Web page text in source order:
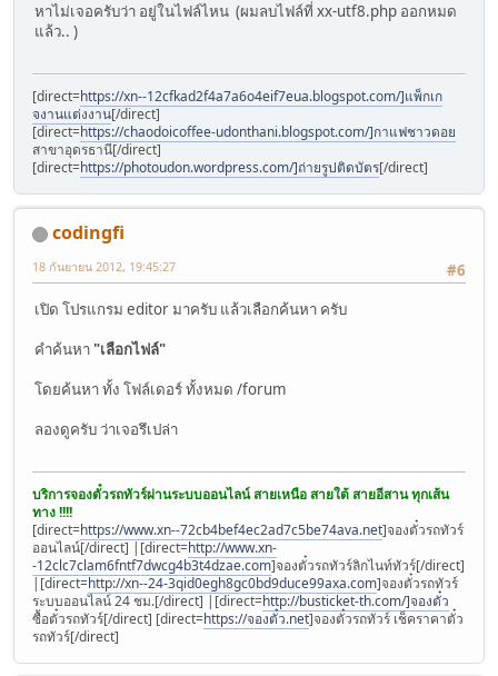
หาไม่เจอครับว่า อยู่ในไฟล์ไหน (ผมลบไฟล์ที่ xx-utf8.php ออกหมด
แล้ว.. )
[direct=https://xn--12cfkad2f4a7a6o4eif7eua.blogspot.com/]แพ็กเก
จงานแต่งงาน[/direct]
[direct=https://chaodoicoffee-udonthani.blogspot.com/]กาแฟชาวดอย
สาขาอุดรธานี[/direct]
[direct=https://photoudon.wordpress.com/]ถ่ายรูปติดบัตร[/direct]
codingfi
#6
18 กันยายน 2012, 19:45:27
เปิด โปรแกรม editor มาครับ แล้วเลือกค้นหา ครับ
คำค้นหา "เลือกไฟล์"
โดยค้นหา ทั้ง โฟล์เดอร์ ทั้งหมด /forum
ลองดูครับ ว่าเจอรึเปล่า
บริการจองตั๋วรถทัวร์ผ่านระบบออนไลน์ สายเหนือ สายใต้ สายอีสาน ทุกเส้น
ทาง !!!!
[direct=https://www.xn--72cb4bef4ec2ad7c5be74ava.net]จองตั๋วรถทัวร์
ออนไลน์[/direct] |[direct=http://www.xn-
-12clc7clam6fntf7dwcg4b3t4dzae.com]จองตั๋วรถทัวร์ลิกไนท์ทัวร์[/direct]
|[direct=http://xn--24-3qid0egh8gc0bd9duce99axa.com]จองตั๋วรถทัวร์
ระบบออนไลน์ 24 ชม.[/direct] |[direct=http://busticket-th.com/]จองตั๋ว
ซื้อตั๋วรถทัวร์[/direct] [direct=https://จองตั๋ว.net]จองตั๋วรถทัวร์ เช็คราคาตั๋ว
รถทัวร์[/direct]